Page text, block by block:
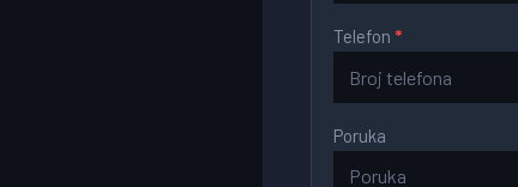
Telefon *
Poruka